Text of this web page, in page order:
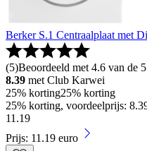
Berker S.1 Centraalplaat met
(5)Beoordeeld met 4.6 van de
8.39 met Club Karwei
25% korting25% korting
25% korting, voordeelprijs:
11 .19
Prijs: 11.19 euro